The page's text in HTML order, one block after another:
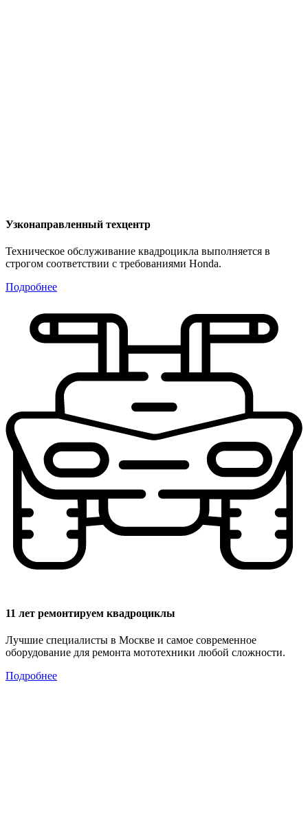
Узконаправленный техцентр
Техническое обслуживание квадроцикла выполняется в
строгом соответствии с требованиями Honda.
Подробнее
11 лет ремонтируем квадроциклы
Лучшие специалисты в Москве и самое современное
оборудование для ремонта мототехники любой сложности.
Подробнее